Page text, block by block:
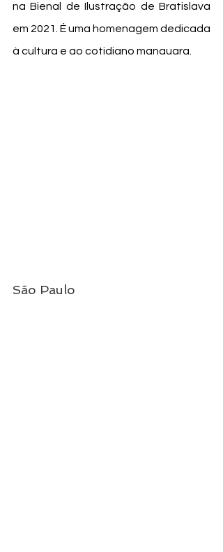
na Bienal de Ilustração de Bratislava
em 2021. É uma homenagem dedicada
à cultura e ao cotidiano manauara.
São Paulo